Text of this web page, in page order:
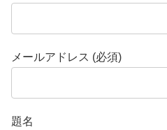
メールアドレス (必須)
題名